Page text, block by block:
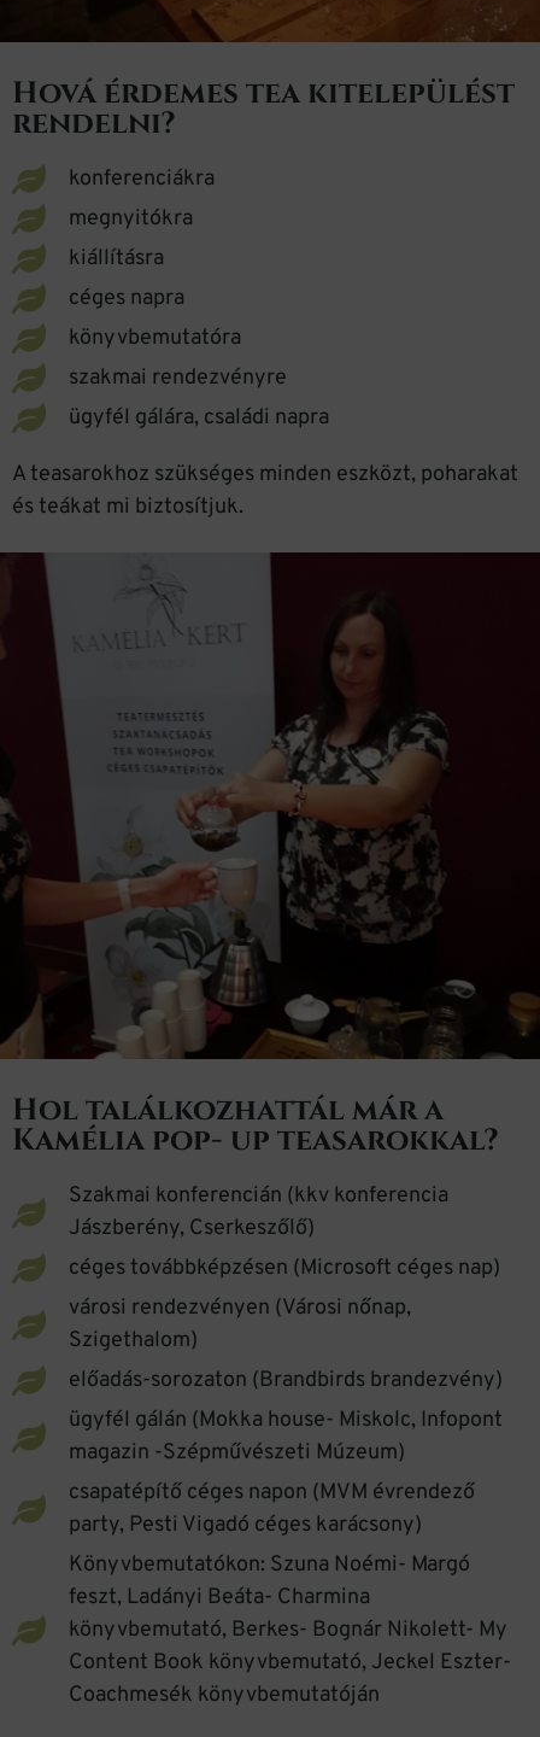
Hová érdemes tea kitelepülést
rendelni?
konferenciákra
megnyitókra
kiállításra
céges napra
könyvbemutatóra
szakmai rendezvényre
ügyfél gálára, családi napra
A teasarokhoz szükséges minden eszközt, poharakat
és teákat mi biztosítjuk.
Hol találkozhattál már a
Kamélia pop- up teasarokkal?
Szakmai konferencián (kkv konferencia
Jászberény, Cserkeszőlő)
céges továbbképzésen (Microsoft céges nap)
városi rendezvényen (Városi nőnap,
Szigethalom)
előadás-sorozaton (Brandbirds brandezvény)
ügyfél gálán (Mokka house- Miskolc, Infopont
magazin -Szépművészeti Múzeum)
csapatépítő céges napon (MVM évrendező
party, Pesti Vigadó céges karácsony)
Könyvbemutatókon: Szuna Noémi- Margó
feszt, Ladányi Beáta- Charmina
könyvbemutató, Berkes- Bognár Nikolett- My
Content Book könyvbemutató, Jeckel Eszter-
Coachmesék könyvbemutatóján